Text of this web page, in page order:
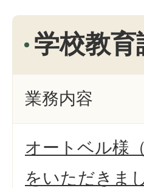
学校教育
業務内容
オートベル様
をいただきま